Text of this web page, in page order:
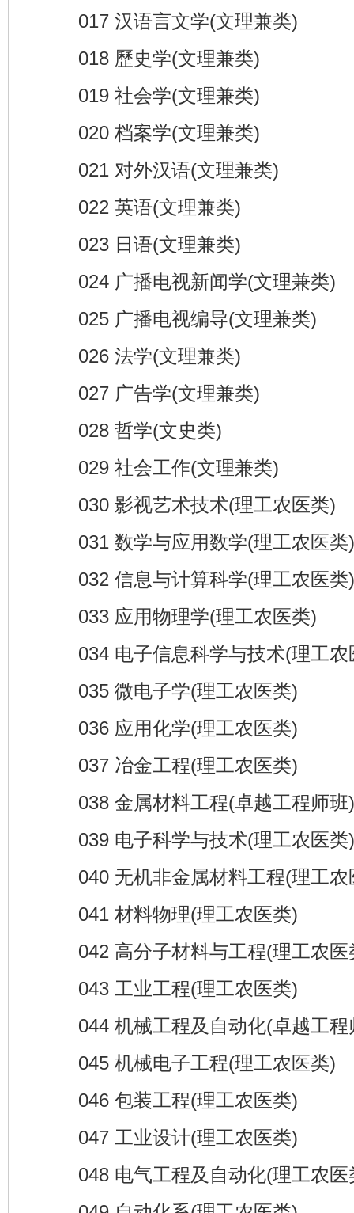
017 汉语言文学(文理兼类)
018 歷史学(文理兼类)
019 社会学(文理兼类)
020 档案学(文理兼类)
021 对外汉语(文理兼类)
022 英语(文理兼类)
023 日语(文理兼类)
024 广播电视新闻学(文理兼类)
025 广播电视编导(文理兼类)
026 法学(文理兼类)
027 广告学(文理兼类)
028 哲学(文史类)
029 社会工作(文理兼类)
030 影视艺术技术(理工农医类)
031 数学与应用数学(理工农医类)
032 信息与计算科学(理工农医类)
033 应用物理学(理工农医类)
034 电子信息科学与技术(理工农
035 微电子学(理工农医类)
036 应用化学(理工农医类)
037 冶金工程(理工农医类)
038 金属材料工程(卓越工程师班
039 电子科学与技术(理工农医类)
040 无机非金属材料工程(理工农
041 材料物理(理工农医类)
042 高分子材料与工程(理工农医
043 工业工程(理工农医类)
044 机械工程及自动化(卓越工程
045 机械电子工程(理工农医类)
046 包装工程(理工农医类)
047 工业设计(理工农医类)
048 电气工程及自动化(理工农医